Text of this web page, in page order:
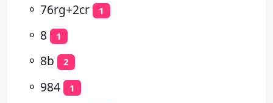
⚬ 76rg+2cr 1
⚬ 8 1
⚬ 8b 2
⚬ 984 1